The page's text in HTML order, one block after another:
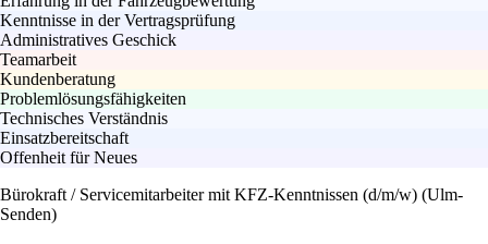
Kenntnisse in der Vertragsprüfung
Administratives Geschick
Teamarbeit
Kundenberatung
Problemlösungsfähigkeiten
Technisches Verständnis
Einsatzbereitschaft
Offenheit für Neues
Bürokraft / Servicemitarbeiter mit KFZ-Kenntnissen (d/m/w) (Ulm-
Senden)